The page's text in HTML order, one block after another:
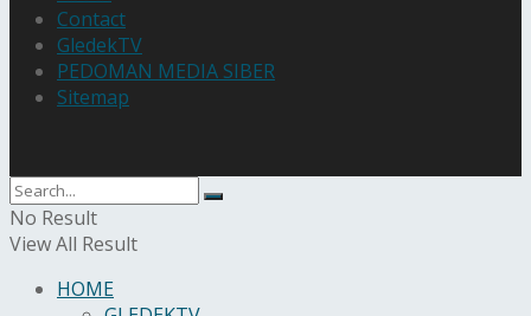
Contact
GledekTV
PEDOMAN MEDIA SIBER
Sitemap
No Result
View All Result
HOME